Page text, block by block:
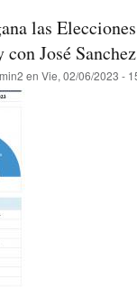
las
con José
en Vie, 02/06/2023 -